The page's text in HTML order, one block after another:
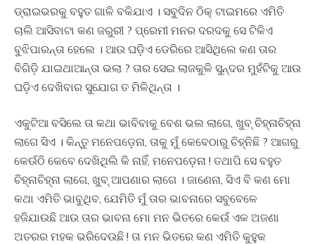
ଡ୍ରାଇଭରକୁ ବହୁତ ଗାଳି ବକିଯାଏ । ସବୁଦିନ ଠିକ୍ ଟାଇମରେ ଏମିତି
ଚାଲି ଆସିବାଟା କଣ ଜରୁରୀ ? ପ୍ରେମୀ ମନର ଦରଦକୁ ସେ ଟିକିଏ
ବୁଝିପାରନ୍ତା ହେଲେ । ଆଉ ଘଡ଼ିଏ ଡେରିରେ ଆସିଥିଲେ କଣ ତାର
ବିଗିଡ଼ି ଯାଇଥାଆନ୍ତା ଭଲା ? ତାର ସେଇ ଲାଜକୁଳି ସୁନ୍ଦର ମୁହଁଟିକୁ ଆଉ
ଘଡ଼ିଏ ଦେଖିବାର ସୁଯୋଗ ତ ମିଳିଥିନ୍ତା ।
ଏକୁଟିଆ ବସିଲେ ତା କଥା ଭାବିବାକୁ ବେଶ ଭଲ ଲାଗେ, ଖୁବ୍ ଚିହ୍ନାଚିହ୍ନା
ଲାଗେ ସିଏ । କିନ୍ତୁ ମନେପଡ଼େନା, ତାକୁ ମୁଁ କେବେଠାରୁ ଚିହ୍ନିଛି ? ଆଗରୁ
କେଉଁଠି କେବେ ଦେଖିଥିଲି କି ନାହିଁ, ମନେପଡ଼େନା ! ତଥାପି ସେ ବହୁତ
ଚିହ୍ନାଚିହ୍ନା ଲାଗେ, ଖୁବ୍ ଆପଣାର ଲାଗେ । ଜାଣେନା, ସିଏ ବି କଣ ମୋ
କଥା ଏମିତି ଭାବୁଥିବ, ଯେମିତି ମୁଁ ତାର ଭାବନାରେ ସବୁବେଳେ
ହଜିଯାଉଛି ଆଉ ତାର ଭାବନା ମୋ ମନ ଭିତରେ କେଉଁ ଏକ ଅଜଣା
ଅତରର ମହକ ଭରିଦେଉଛି ! ତା ମନ ଭିତରେ କଣ ଏମିତି କୁହୁକ